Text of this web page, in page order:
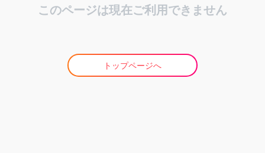
このページは現在ご利用できません